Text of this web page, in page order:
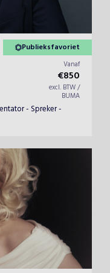
Publieksfavoriet
Vanaf
€850
excl. BTW /
BUMA
- Spreker -